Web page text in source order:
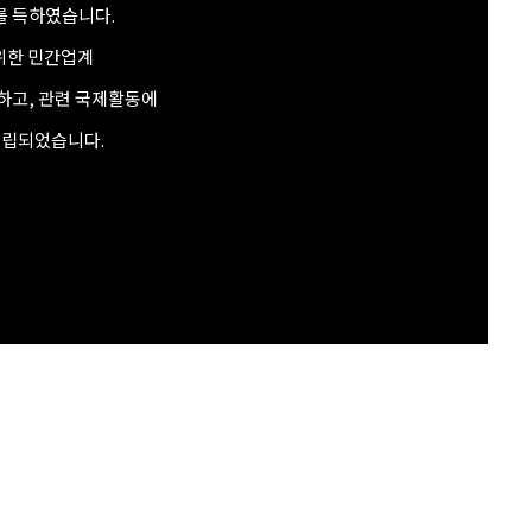
득하였습니다.
민간업계
고, 관련 국제활동에
되었습니다.